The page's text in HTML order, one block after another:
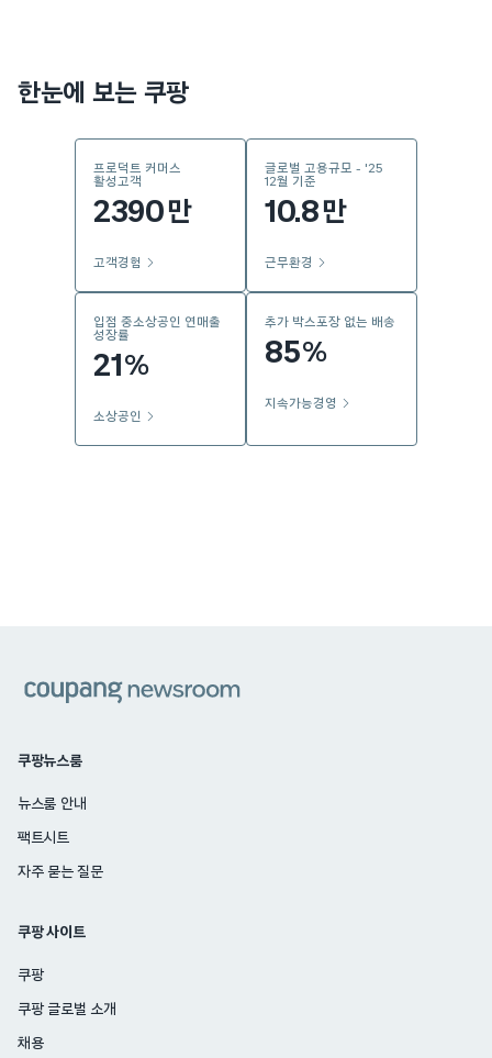
한눈에 보는 쿠팡
프로덕트 커머스
활성고객
2390만
고객경험
글로벌 고용규모 - '25
12월 기준
10.8만
근무환경
입점 중소상공인 연매출
성장률
21 %
소상공인
추가 박스포장 없는 배송
85%
지속가능경영
쿠팡뉴스룸
뉴스룸 안내
팩트시트
자주 묻는 질문
쿠팡 사이트
쿠팡
쿠팡 글로벌 소개
채용